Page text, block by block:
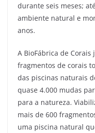
durante seis meses;
ambiente natural e
anos.
A BioFábrica de
fragmentos de corais
das piscinas naturais
quase 4.000 mudas
para a natureza.
mais de 600
uma piscina natural